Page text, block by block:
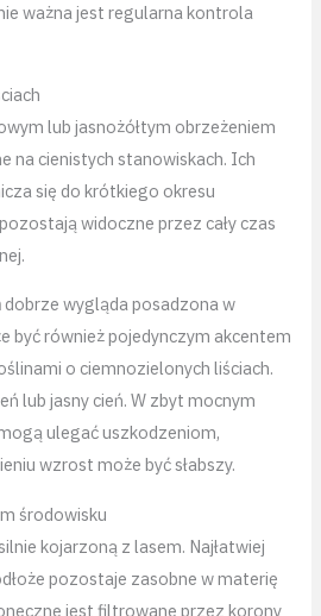
ważna jest regularna kontrola
lub jasnożółtym obrzeżeniem
na cienistych stanowiskach. Ich
się do krótkiego okresu
widoczne przez cały czas
dobrze wygląda posadzona w
być również pojedynczym akcentem
o ciemnozielonych liściach.
lub jasny cień. W zbyt mocnym
ulegać uszkodzeniom,
wzrost może być słabszy.
środowisku
kojarzoną z lasem. Najłatwiej
pozostaje zasobne w materię
jest filtrowane przez korony